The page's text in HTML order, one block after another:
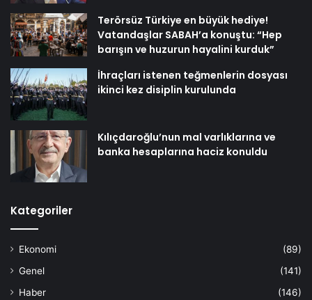
Terörsüz Türkiye en büyük hediye!
Vatandaşlar SABAH’a konuştu: “Hep
barışın ve huzurun hayalini kurduk”
İhraçları istenen teğmenlerin dosyası
ikinci kez disiplin kurulunda
Kılıçdaroğlu’nun mal varlıklarına ve
banka hesaplarına haciz konuldu
Kategoriler
Ekonomi
(89)
Genel
(141)
Haber
(146)